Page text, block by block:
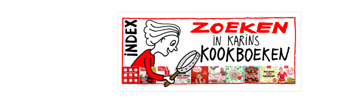
Primaire
Sidebar